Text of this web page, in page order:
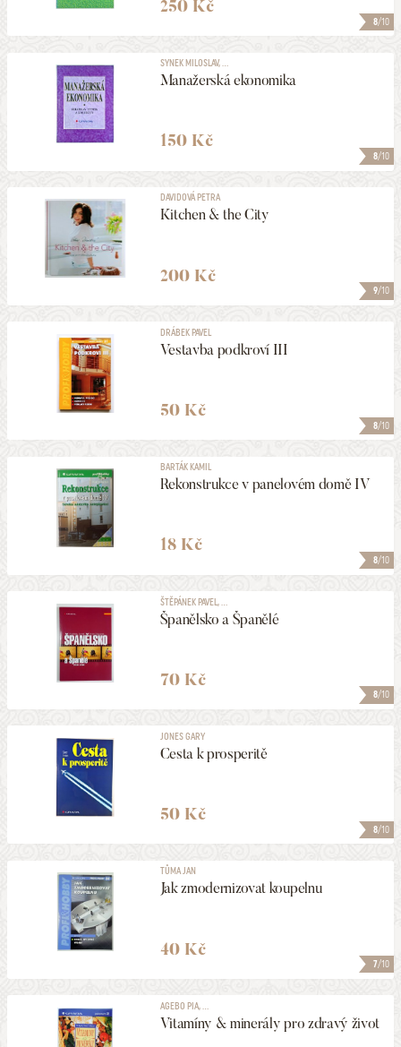
8/10
250 Kč
8/10
SYNEK MILOSLAV, ...
Manažerská ekonomika
150 Kč
9/10
DAVIDOVÁ PETRA
Kitchen & the City
200 Kč
8/10
DRÁBEK PAVEL
Vestavba podkroví III
50 Kč
8/10
BARTÁK KAMIL
Rekonstrukce v panelovém domě IV
18 Kč
8/10
ŠTĚPÁNEK PAVEL, ...
Španělsko a Španělé
70 Kč
8/10
JONES GARY
Cesta k prosperitě
50 Kč
7/10
TŮMA JAN
Jak zmodernizovat koupelnu
40 Kč
AGEBO PIA, ...
Vitamíny & minerály pro zdravý život